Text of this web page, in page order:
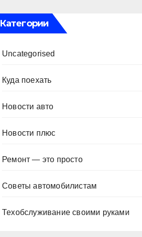
Категории
Uncategorised
Куда поехать
Новости авто
Новости плюс
Ремонт — это просто
Советы автомобилистам
Техобслуживание своими руками